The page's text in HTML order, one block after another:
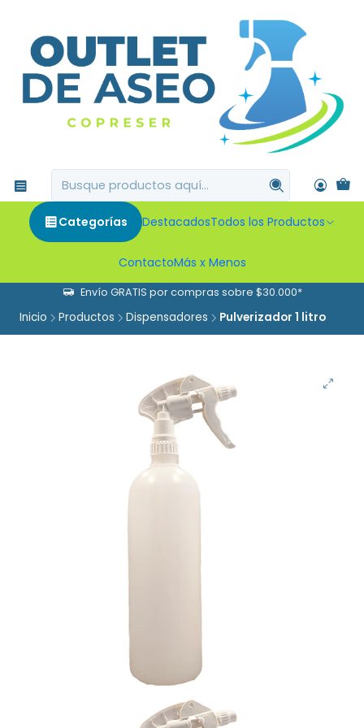
Categorías DestacadosTodos los Productos
ContactoMás x Menos
Envío GRATIS por compras sobre $30.000*
Inicio Productos Dispensadores Pulverizador 1 litro